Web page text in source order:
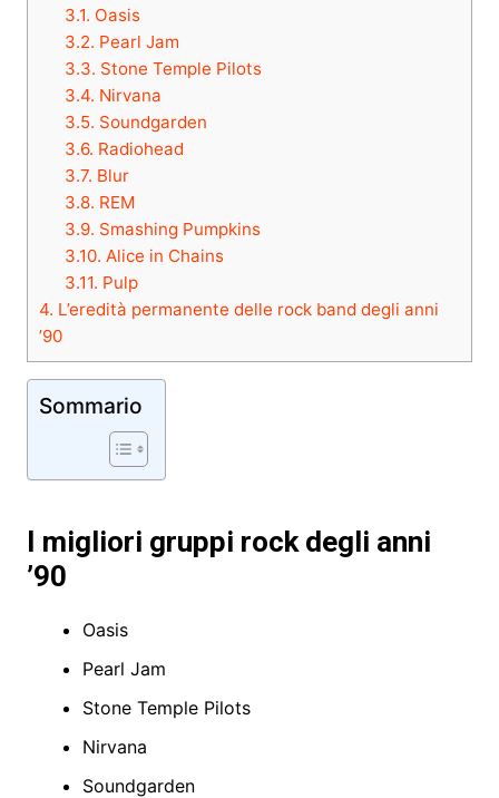
3.1. Oasis
3.2. Pearl Jam
3.3. Stone Temple Pilots
3.4. Nirvana
3.5. Soundgarden
3.6. Radiohead
3.7. Blur
3.8. REM
3.9. Smashing Pumpkins
3.10. Alice in Chains
3.11. Pulp
4. L’eredità permanente delle rock band degli anni
’90
Sommario
I migliori gruppi rock degli anni
’90
Oasis
Pearl Jam
Stone Temple Pilots
Nirvana
Soundgarden